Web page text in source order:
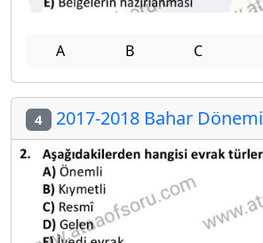
A B C
4 2017-2018 Bahar Dönemi